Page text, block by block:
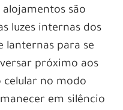
alojamentos são
luzes internas dos
lanternas para se
próximo aos
celular no modo
em silêncio